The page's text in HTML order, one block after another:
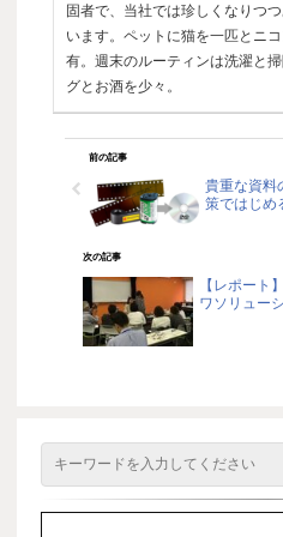
固者で、当社では珍しくなりつ
います。ペットに猫を一匹とニ
有。週末のルーティンは洗濯と
グとお酒を少々。
前の記事
貴重な資料
策ではじめ
次の記事
【レポート
ワソリュー